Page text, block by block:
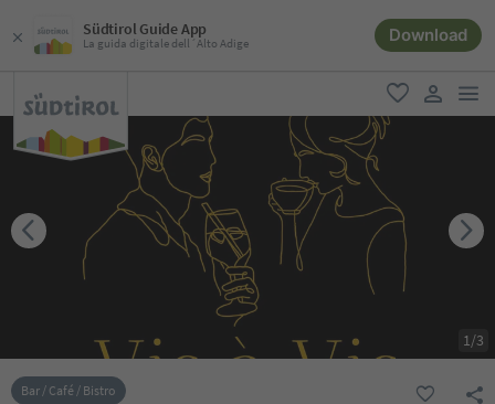
Südtirol Guide App
La guida digitale dell´Alto Adige Download
favoriti
user link
1/3
Bar / Café / Bistro